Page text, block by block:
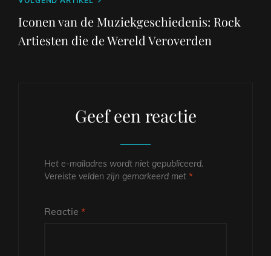
bericht
Iconen van de Muziekgeschiedenis: Rock
Artiesten die de Wereld Veroverden
Geef een reactie
Het e-mailadres wordt niet gepubliceerd.
Vereiste velden zijn gemarkeerd met *
Reactie *